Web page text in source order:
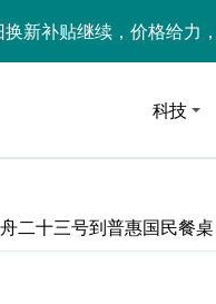
新补贴继续，价格给力
4200，白银狂飙3.5%！
第五，丰田一季净赚两
盘：裁员3200、卖工作
科技
二十三号到普惠国民餐